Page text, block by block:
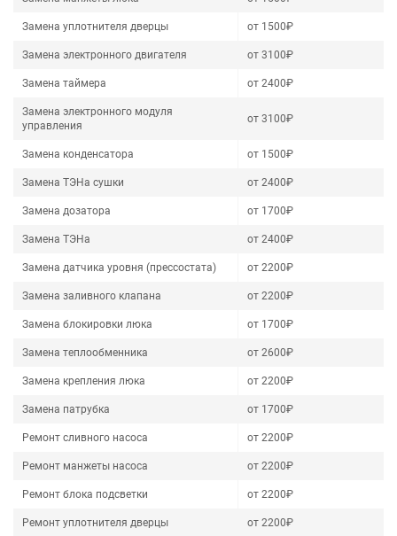
Замена уплотнителя дверцы от 1500₽
Замена электронного двигателя от 3100₽
Замена таймера от 2400₽
Замена электронного модуля
управления
от 3100₽
Замена конденсатора от 1500₽
Замена ТЭНа сушки от 2400₽
Замена дозатора от 1700₽
Замена ТЭНа от 2400₽
Замена датчика уровня (прессостата) от 2200₽
Замена заливного клапана от 2200₽
Замена блокировки люка от 1700₽
Замена теплообменника от 2600₽
Замена крепления люка от 2200₽
Замена патрубка от 1700₽
Ремонт сливного насоса от 2200₽
Ремонт манжеты насоса от 2200₽
Ремонт блока подсветки от 2200₽
Ремонт уплотнителя дверцы от 2200₽